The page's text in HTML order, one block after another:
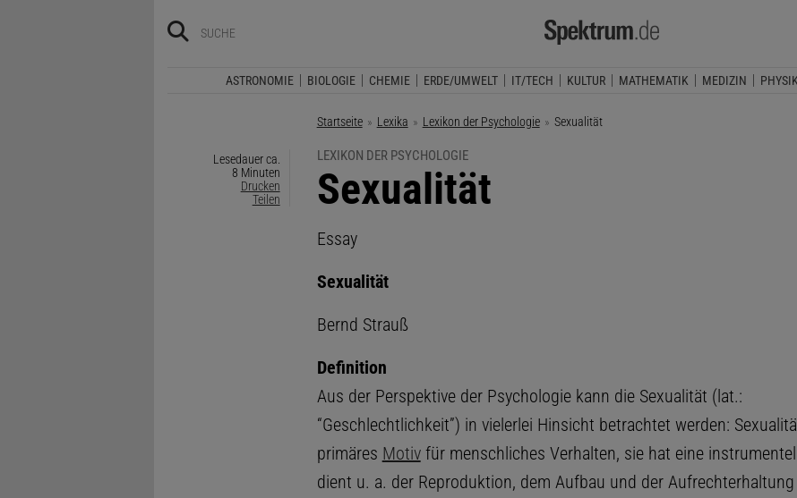
ASTRONOMIE BIOLOGIE CHEMIE ERDE/UMWELT IT/TECH KULTUR MATHEMATIK MEDIZIN PHYSIK
Startseite Lexika Lexikon der Psychologie Aktuelle Seite:
Sexualität
Lesedauer ca.
8 Minuten
Drucken
Teilen
LEXIKON DER PSYCHOLOGIE
:
Sexualität
Essay
Sexualität
Bernd Strauß
Definition
Aus der Perspektive der Psychologie kann die Sexualität (lat.:
“Geschlechtlichkeit”) in vielerlei Hinsicht betrachtet werden:
primäres Motivfür menschliches Verhalten, sie hat eine
dient u. a. der Reproduktion, dem Aufbau und der